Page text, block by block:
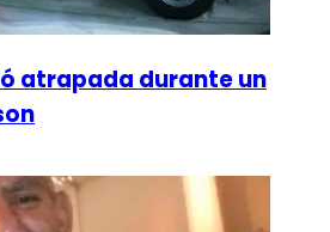
atrapada durante un